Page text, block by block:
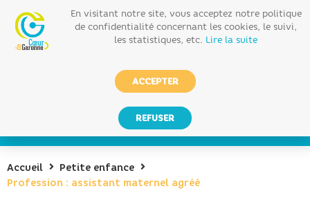
Accueil
Petite enfance
Profession : assistant maternel agréé
En visitant notre site, vous acceptez notre politique
de confidentialité concernant les cookies, le suivi,
les statistiques, etc. Lire la suite
ACCEPTER
REFUSER